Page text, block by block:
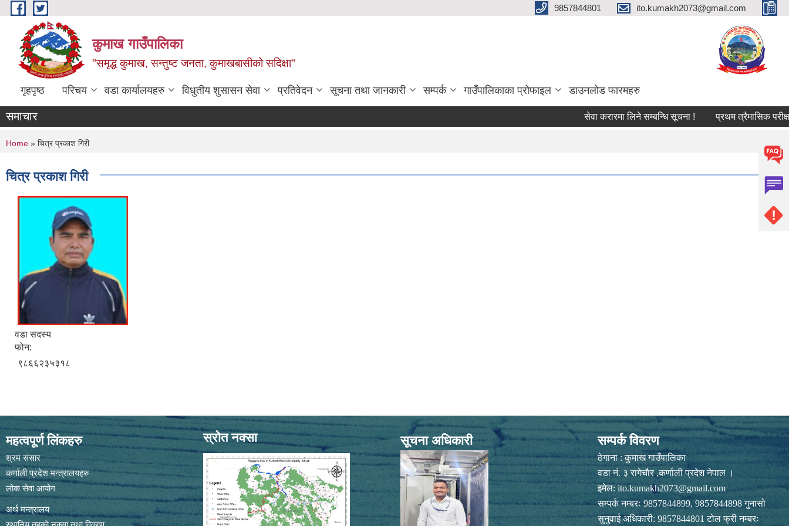
Skip to main content 9857844801 ito.kumakh2073@gmail.com
कुमाख गाउँपालिका
"समृद्ध कुमाख, सन्तुष्ट जनता, कुमाखबासीको सदिक्षा"
गृहपृष्ठ परिचय वडा कार्यालयहरु विधुतीय शुसासन सेवा प्रतिवेदन सूचना तथा जानकारी सम्पर्क गाउँपालिकाका प्रोफाइल डाउनलोड फारमहरु
समाचार सेवा करारमा लिने सम्बन्धि सूचना ! प्रथम त्रैमासिक परीक्षा
You are here
Home » चित्र प्रकाश गिरी
चित्र प्रकाश गिरी
वडा सदस्य
फोन:
९८६६२३५३१८
महत्वपूर्ण लिंकहरु
श्रम संसार
कर्णाली प्रदेश मन्त्रालयहरु
लोक सेवा आयोग
अर्थ मन्त्रालय
स्रोत नक्सा सूचना अधिकारी सम्पर्क विवरण
ठेगाना : कुमाख गाउँपालिका
वडा नं. ३ रागेचाैर ,कर्णाली प्रदेश नेपाल ।
इमेल:ito.kumakh2073@gmail.com
सम्पर्क नम्बरः 9857844899, 9857844898 गुनासो
सुनुवाई अधिकारी: 9857844801 टोल फ्री नम्बरः